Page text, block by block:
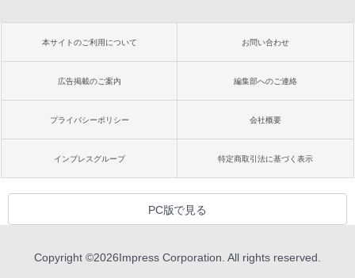
本サイトのご利用について お問い合わせ
広告掲載のご案内 編集部へのご連絡
プライバシーポリシー 会社概要
インプレスグループ 特定商取引法に基づく表示
PC版で見る
Copyright ©2026Impress Corporation. All rights reserved.